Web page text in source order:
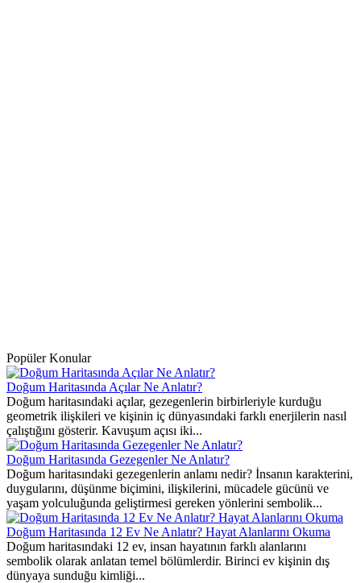
Popüler Konular
Doğum Haritasında Açılar Ne Anlatır?
Doğum haritasındaki açılar, gezegenlerin birbirleriyle kurduğu
geometrik ilişkileri ve kişinin iç dünyasındaki farklı enerjilerin nasıl
çalıştığını gösterir. Kavuşum açısı iki...
Doğum Haritasında Gezegenler Ne Anlatır?
Doğum haritasındaki gezegenlerin anlamı nedir? İnsanın karakterini,
duygularını, düşünme biçimini, ilişkilerini, mücadele gücünü ve
yaşam yolculuğunda geliştirmesi gereken yönlerini sembolik...
Doğum Haritasında 12 Ev Ne Anlatır? Hayat Alanlarını Okuma
Doğum haritasındaki 12 ev, insan hayatının farklı alanlarını
sembolik olarak anlatan temel bölümlerdir. Birinci ev kişinin dış
dünyaya sunduğu kimliği...